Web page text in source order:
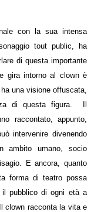
con la sua intensa
tout public, ha
di questa importante
gira intorno al clown è
una visione offuscata,
di questa figura.
raccontato, appunto,
intervenire divenendo
ambito umano, socio
E ancora, quanto
forma di teatro possa
il pubblico di ogni età a
clown racconta la vita e